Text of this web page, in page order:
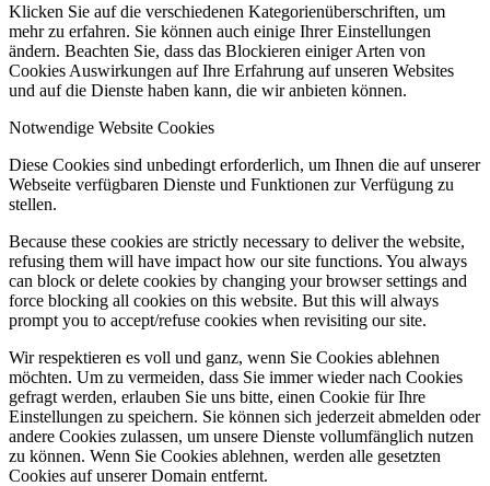
Klicken Sie auf die verschiedenen Kategorienüberschriften, um
mehr zu erfahren. Sie können auch einige Ihrer Einstellungen
ändern. Beachten Sie, dass das Blockieren einiger Arten von
Cookies Auswirkungen auf Ihre Erfahrung auf unseren Websites
und auf die Dienste haben kann, die wir anbieten können.
Notwendige Website Cookies
Diese Cookies sind unbedingt erforderlich, um Ihnen die auf unserer
Webseite verfügbaren Dienste und Funktionen zur Verfügung zu
stellen.
Because these cookies are strictly necessary to deliver the website,
refusing them will have impact how our site functions. You always
can block or delete cookies by changing your browser settings and
force blocking all cookies on this website. But this will always
prompt you to accept/refuse cookies when revisiting our site.
Wir respektieren es voll und ganz, wenn Sie Cookies ablehnen
möchten. Um zu vermeiden, dass Sie immer wieder nach Cookies
gefragt werden, erlauben Sie uns bitte, einen Cookie für Ihre
Einstellungen zu speichern. Sie können sich jederzeit abmelden oder
andere Cookies zulassen, um unsere Dienste vollumfänglich nutzen
zu können. Wenn Sie Cookies ablehnen, werden alle gesetzten
Cookies auf unserer Domain entfernt.